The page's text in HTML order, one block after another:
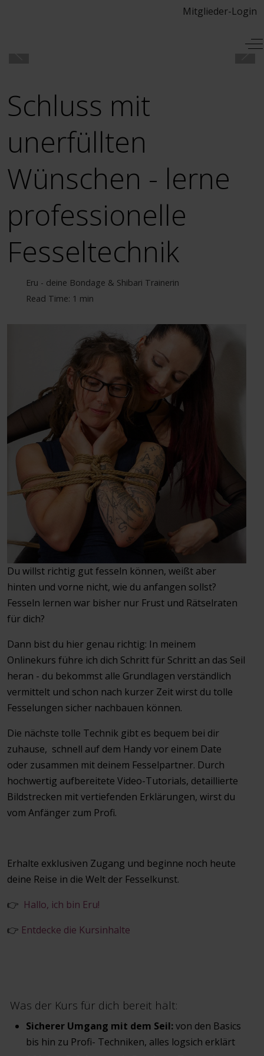
Mitglieder-Login
Schluss mit
unerfüllten
Wünschen - lerne
professionelle
Fesseltechnik
Eru - deine Bondage & Shibari Trainerin
Read Time: 1 min
Du willst richtig gut fesseln können, weißt aber
hinten und vorne nicht, wie du anfangen sollst?
Fesseln lernen war bisher nur Frust und Rätselraten
für dich?
Dann bist du hier genau richtig: In meinem
Onlinekurs führe ich dich Schritt für Schritt an das Seil
heran - du bekommst alle Grundlagen verständlich
vermittelt und schon nach kurzer Zeit wirst du tolle
Fesselungen sicher nachbauen können.
Die nächste tolle Technik gibt es bequem bei dir
zuhause, schnell auf dem Handy vor einem Date
oder zusammen mit deinem Fesselpartner. Durch
hochwertig aufbereitete Video-Tutorials, detaillierte
Bildstrecken mit vertiefenden Erklärungen, wirst du
vom Anfänger zum Profi.
Erhalte exklusiven Zugang und beginne noch heute
deine Reise in die Welt der Fesselkunst.
👉 Hallo, ich bin Eru!
👉 Entdecke die Kursinhalte
Was der Kurs für dich bereit hält:
Sicherer Umgang mit dem Seil:von den Basics
bis hin zu Profi- Techniken, alles logsich erklärt